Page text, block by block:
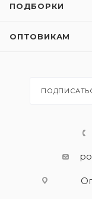
ПОДБОРКИ
ОПТОВИКАМ